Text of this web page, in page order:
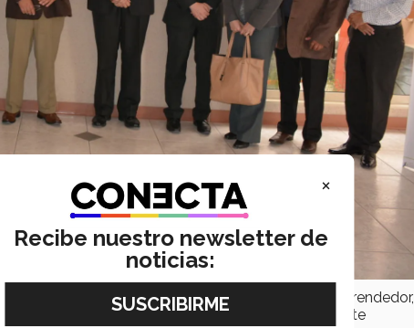
elementos: formamos líderes con sentido emprendedor,
el sentido humano el que resalta en este
×
Recibe nuestro newsletter de
noticias: